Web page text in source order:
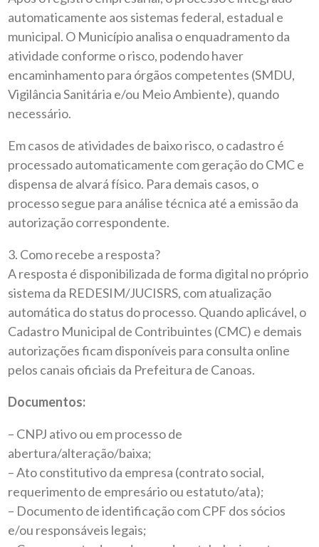
automaticamente aos sistemas federal, estadual e
municipal. O Município analisa o enquadramento da
atividade conforme o risco, podendo haver
encaminhamento para órgãos competentes (SMDU,
Vigilância Sanitária e/ou Meio Ambiente), quando
necessário.
Em casos de atividades de baixo risco, o cadastro é
processado automaticamente com geração do CMC e
dispensa de alvará físico. Para demais casos, o
processo segue para análise técnica até a emissão da
autorização correspondente.
3. Como recebe a resposta?
A resposta é disponibilizada de forma digital no próprio
sistema da REDESIM/JUCISRS, com atualização
automática do status do processo. Quando aplicável, o
Cadastro Municipal de Contribuintes (CMC) e demais
autorizações ficam disponíveis para consulta online
pelos canais oficiais da Prefeitura de Canoas.
Documentos:
– CNPJ ativo ou em processo de
abertura/alteração/baixa;
– Ato constitutivo da empresa (contrato social,
requerimento de empresário ou estatuto/ata);
– Documento de identificação com CPF dos sócios
e/ou responsáveis legais;